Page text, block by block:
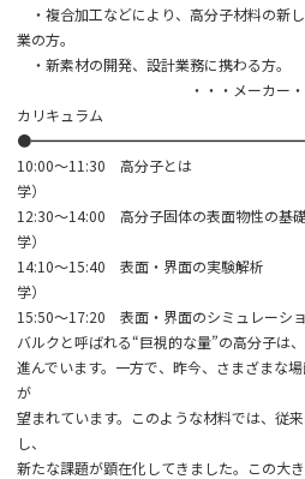
・複合加工などにより、高分子材料の新
業の方。
・新素材の開発、設計業務に携わる方。
・・・メーカー・ユーザー
カリキュラム
10:00～11:30 高分子とは ：田
学）
12:30～14:00 高分子固体の表面物性の基
学）
14:10～15:40 表面・界面の実験解析
学）
15:50～17:20 表面・界面のシミュレーショ
バルクと呼ばれる“巨視的な量”の高分子は
進んでいます。一方で、昨今、さまざまな
が
望まれています。このような材料では、従
し、
新たな課題が顕在化してきました。この大